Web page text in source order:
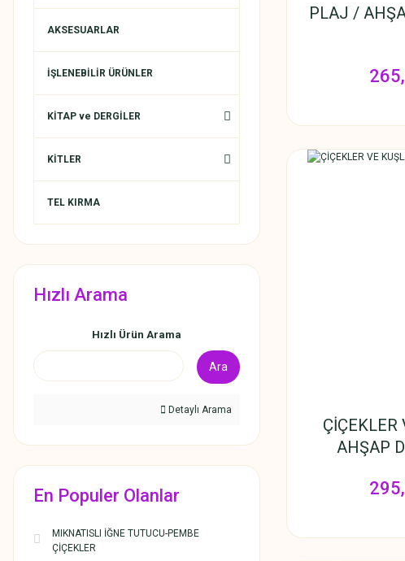
AKSESUARLAR
İŞLENEBİLİR ÜRÜNLER
KİTAP ve DERGİLER
KİTLER
TEL KIRMA
Hızlı Arama
Hızlı Ürün Arama
Ara
Detaylı Arama
En Populer Olanlar
MIKNATISLI İĞNE TUTUCU-PEMBE
ÇİÇEKLER
PLAJ /
ÇİÇEKLER
AHŞAP